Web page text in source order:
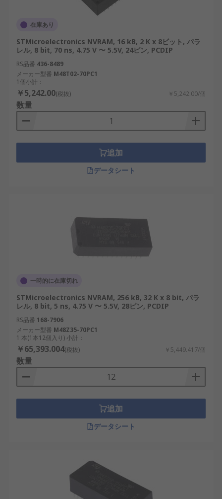
が発生した場合にデータの整合性を維持する
ための統合バッテリーが含まれています。
強誘電体材料を組み合わせることで、耐久性
す。
一般的なNVRAM パッケージ タイプ
PCDIP：堅牢な産業用アプリケーションで広
く使用されているパッケージ タイプです。
TSOP：小型デバイスでの高密度メモリ要件に
SOIC：省スペース設計のため、IoT や組み込
メモリ サイズには、1M ビット、4M ビット、16k
ビット、64k ビットがあります。これらのサイズ
は、さまざまな配置で利用できます。
NVRAM の利点
NVRAM の独自の特性には、いくつかの利点があり
ます。
データ保持：NVRAM の不揮発性により、電源
が中断されても重要なデータがそのまま保持
されます。これは、構成設定を維持する必要
がある再生可能エネルギー システムにとって
不可欠です。
高速：高速な読み取り/書き込み機能を備えた
NVRAM は、産業用ロボットのリアルタイム
：NVRAM の設計により、摩耗が最小限
に抑えられ、IoT デバイスなどの要求の厳しい
環境に適した長寿命が実現します。
在庫あり
STMicroelectronics NVRAM, 16 kB, 2 K x 8ビット, パラ
レル, 8 bit, 70 ns, 4.75 V 〜 5.5V, 24ピン, PCDIP
RS品番 436-8489
メーカー型番 M48T02-70PC1
1個小計：
￥5,242.00(税抜) ￥5,242.00/個
数量
追加
データシート
一時的に在庫切れ
STMicroelectronics NVRAM, 256 kB, 32 K x 8 bit, パラ
レル, 8 bit, 5 ns, 4.75 V 〜 5.5V, 28ピン, PCDIP
RS品番 168-7906
メーカー型番 M48Z35-70PC1
1 本(1本12個入り) 小計：
￥65,393.004(税抜) ￥5,449.417/個
数量
追加
データシート